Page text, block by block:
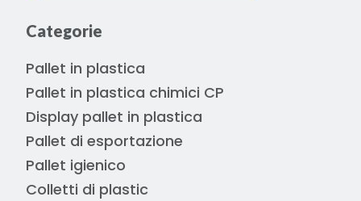
Categorie
Pallet in plastica
Pallet in plastica chimici CP
Display pallet in plastica
Pallet di esportazione
Pallet igienico
Colletti di plastic